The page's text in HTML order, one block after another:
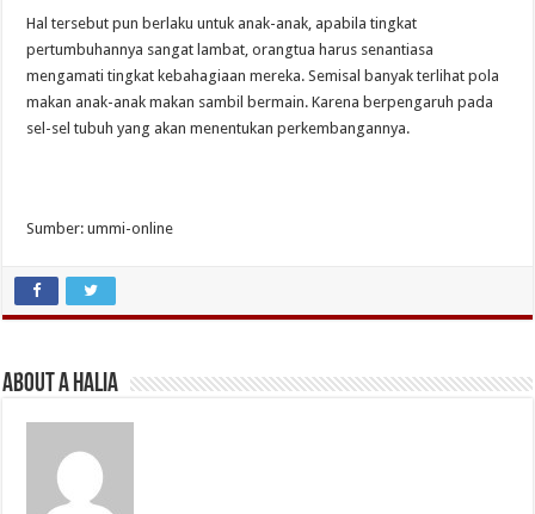
Hal tersebut pun berlaku untuk anak-anak, apabila tingkat
pertumbuhannya sangat lambat, orangtua harus senantiasa
mengamati tingkat kebahagiaan mereka. Semisal banyak terlihat pola
makan anak-anak makan sambil bermain. Karena berpengaruh pada
sel-sel tubuh yang akan menentukan perkembangannya.
Sumber: ummi-online
About A Halia